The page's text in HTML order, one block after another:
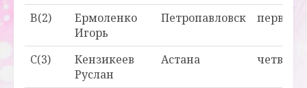
B(2)
Ермоленко
Игорь
Петропавловск первая
C(3)
Кензикеев
Руслан
Астана